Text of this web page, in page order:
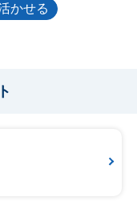
かせる